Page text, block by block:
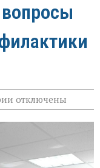
к
записи
В
безопасности
отключены